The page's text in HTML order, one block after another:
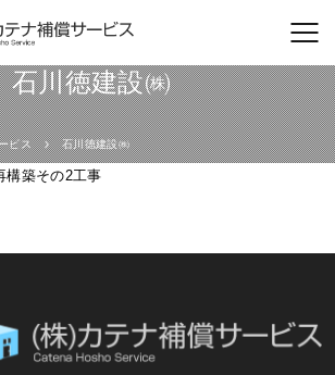
石川徳建設㈱
ビス 石川徳建設㈱
構築その2工事